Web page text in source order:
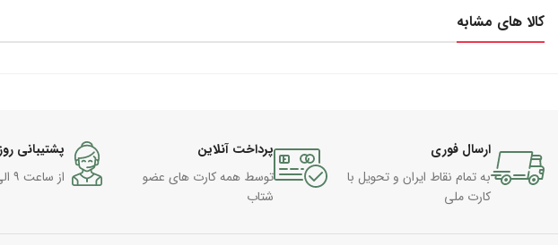
کالا های مشابه
ارسال فوری
به تمام نقاط ایران و تحویل با
کارت ملی
پرداخت آنلاین
توسط همه کارت های عضو
شتاب
پشتیبانی
از ساعت ۹ الی ۲۱